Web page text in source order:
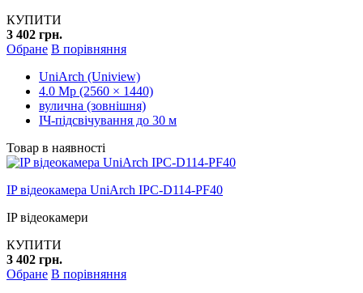
КУПИТИ
3 402 грн.
Обране В порівняння
UniArch (Uniview)
4.0 Mp (2560 × 1440)
вулична (зовнішня)
ІЧ-підсвічування до 30 м
Товар в наявності
IP відеокамера UniArch IPC-D114-PF40
IP відеокамери
КУПИТИ
3 402 грн.
Обране В порівняння